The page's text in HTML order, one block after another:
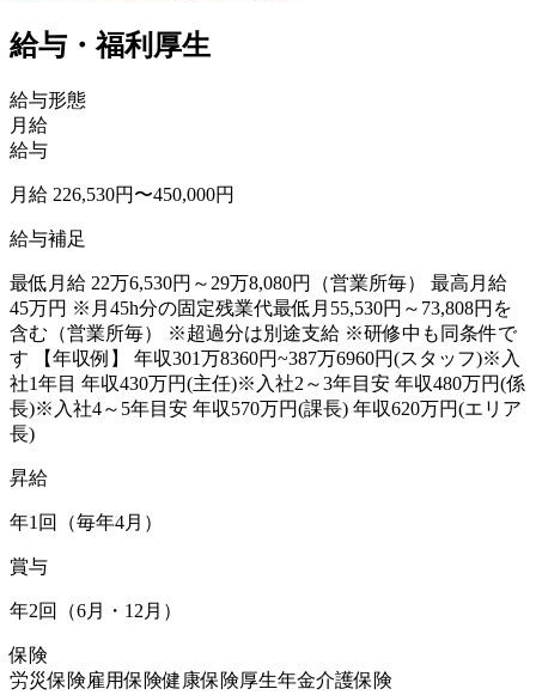
給与・福利厚生
給与形態
月給
給与
月給 226,530円〜450,000円
給与補足
最低月給 22万6,530円～29万8,080円（営業所毎） 最高月給
45万円 ※月45h分の固定残業代最低月55,530円～73,808円を
含む（営業所毎） ※超過分は別途支給 ※研修中も同条件で
す 【年収例】 年収301万8360円~387万6960円(スタッフ)※入
社1年目 年収430万円(主任)※入社2～3年目安 年収480万円(係
長)※入社4～5年目安 年収570万円(課長) 年収620万円(エリア
長)
昇給
年1回（毎年4月）
賞与
年2回（6月・12月）
保険
労災保険雇用保険健康保険厚生年金介護保険